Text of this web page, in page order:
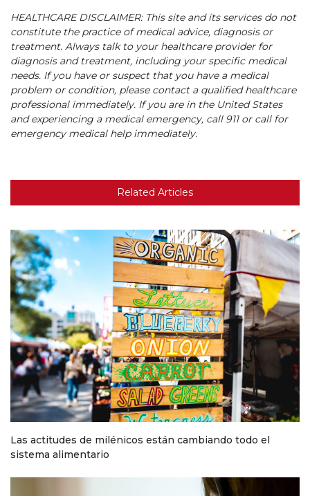
HEALTHCARE DISCLAIMER: This site and its services do not
constitute the practice of medical advice, diagnosis or
treatment. Always talk to your healthcare provider for
diagnosis and treatment, including your specific medical
needs. If you have or suspect that you have a medical
problem or condition, please contact a qualified healthcare
professional immediately. If you are in the United States
and experiencing a medical emergency, call 911 or call for
emergency medical help immediately.
Related Articles
Las actitudes de milénicos están cambiando todo el
sistema alimentario